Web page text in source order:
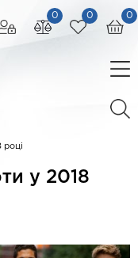
0
0
0
році
у 2018